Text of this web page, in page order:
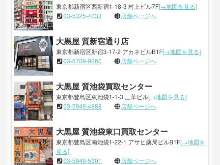
東京都新宿区西新宿1-18-3 村上ビル7F[→地図を見る]
03-5325-4033
店舗ページへ
大黒屋 質新宿通り店
東京都新宿区新宿3-17-2 アカネビルB1F[→地図を見る]
03-6709-9260
店舗ページへ
大黒屋 質池袋買取センター
東京都豊島区東池袋1-1-3 三華ビル[→地図を見る]
03-5949-4888
店舗ページへ
大黒屋 質池袋東口買取センター
東京都豊島区南池袋1-22-1 アサヒ薬局ビルB1F[→地図を
見る]
03-5949-5301
店舗ページへ